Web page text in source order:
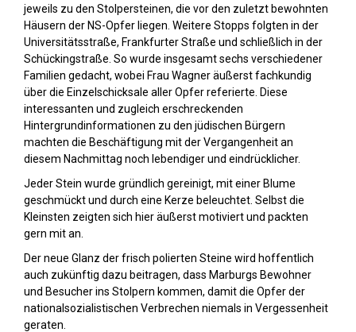
jeweils zu den Stolpersteinen, die vor den zuletzt bewohnten
Häusern der NS-Opfer liegen. Weitere Stopps folgten in der
Universitätsstraße, Frankfurter Straße und schließlich in der
Schückingstraße. So wurde insgesamt sechs verschiedener
Familien gedacht, wobei Frau Wagner äußerst fachkundig
über die Einzelschicksale aller Opfer referierte. Diese
interessanten und zugleich erschreckenden
Hintergrundinformationen zu den jüdischen Bürgern
machten die Beschäftigung mit der Vergangenheit an
diesem Nachmittag noch lebendiger und eindrücklicher.
Jeder Stein wurde gründlich gereinigt, mit einer Blume
geschmückt und durch eine Kerze beleuchtet. Selbst die
Kleinsten zeigten sich hier äußerst motiviert und packten
gern mit an.
Der neue Glanz der frisch polierten Steine wird hoffentlich
auch zukünftig dazu beitragen, dass Marburgs Bewohner
und Besucher ins Stolpern kommen, damit die Opfer der
nationalsozialistischen Verbrechen niemals in Vergessenheit
geraten.